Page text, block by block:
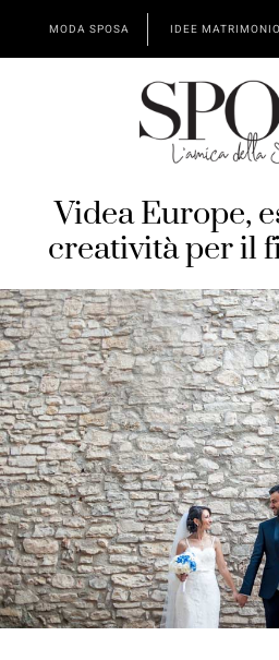
MODA SPOSA IDEE MATRIMONIO
Videa Europe,
creatività per il